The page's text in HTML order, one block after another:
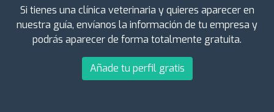
Si tienes una clínica veterinaria y quieres aparecer en
nuestra guía, envíanos la información de tu empresa y
podrás aparecer de forma totalmente gratuita.
Añade tu perfil gratis